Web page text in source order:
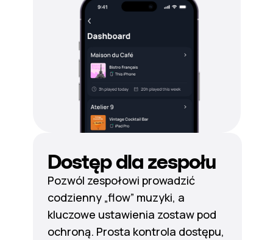
Dostęp dla zespołu
Pozwól zespołowi prowadzić
codzienny „flow” muzyki, a
kluczowe ustawienia zostaw pod
ochroną. Prosta kontrola dostępu,